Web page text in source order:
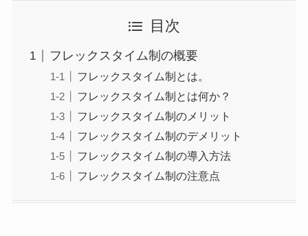
目次
フレックスタイム制の概要
フレックスタイム制とは。
フレックスタイム制とは何か？
フレックスタイム制のメリット
フレックスタイム制のデメリット
フレックスタイム制の導入方法
フレックスタイム制の注意点